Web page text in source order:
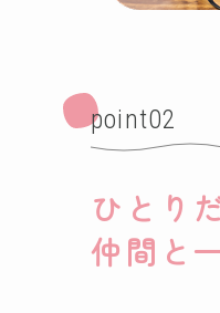
point02
ひとり
仲間と